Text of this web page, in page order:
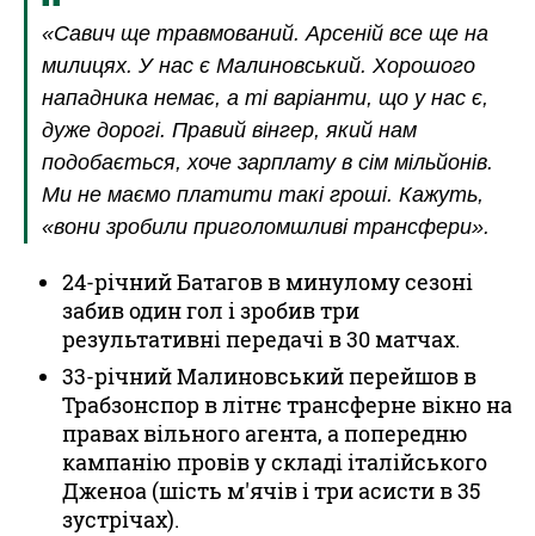
«Савич ще травмований. Арсеній все ще на
милицях. У нас є Малиновський. Хорошого
нападника немає, а ті варіанти, що у нас є,
дуже дорогі. Правий вінгер, який нам
подобається, хоче зарплату в сім мільйонів.
Ми не маємо платити такі гроші. Кажуть,
«вони зробили приголомшливі трансфери».
24-річний Батагов в минулому сезоні
забив один гол і зробив три
результативні передачі в 30 матчах.
33-річний Малиновський перейшов в
Трабзонспор в літнє трансферне вікно на
правах вільного агента, а попередню
кампанію провів у складі італійського
Дженоа (шість м'ячів і три асисти в 35
зустрічах).